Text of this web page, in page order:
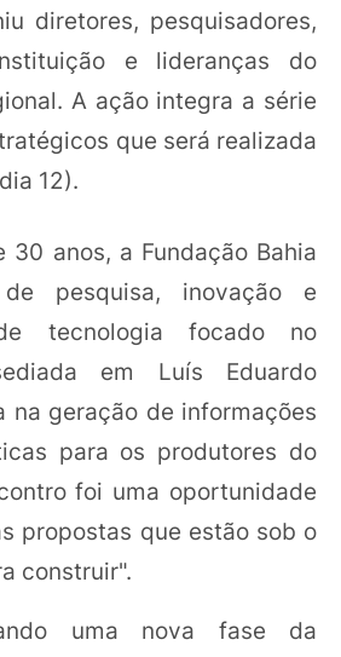
diretores, pesquisadores,
e lideranças do
A ação integra a série
que será realizada
12).
30 anos, a Fundação Bahia
pesquisa, inovação e
tecnologia focado no
em Luís Eduardo
na geração de informações
para os produtores do
foi uma oportunidade
propostas que estão sob o
construir".
uma nova fase da